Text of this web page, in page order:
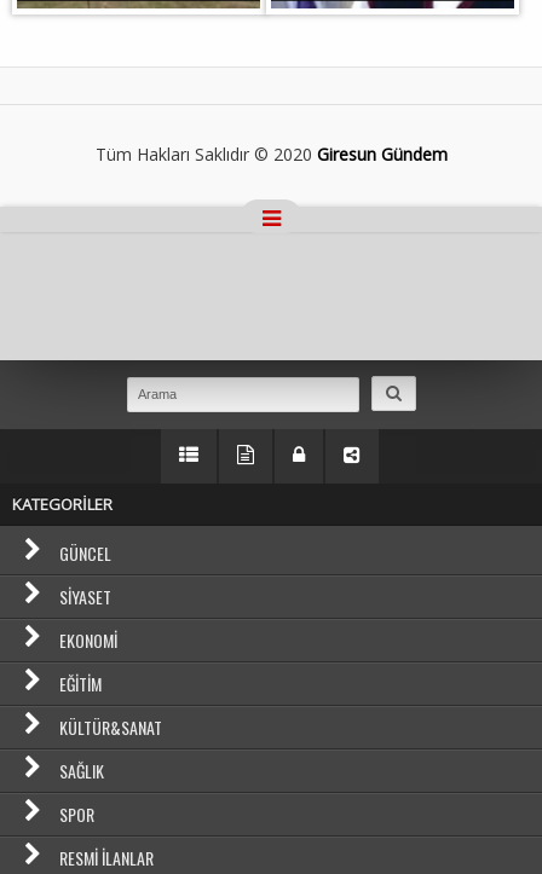
Tüm Hakları Saklıdır © 2020 Giresun Gündem
KATEGORİLER
GÜNCEL
SIYASET
EKONOMI
EĞITIM
KÜLTÜR&SANAT
SAĞLIK
SPOR
RESMI İLANLAR